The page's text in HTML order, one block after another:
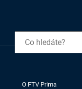
O FTV Prima